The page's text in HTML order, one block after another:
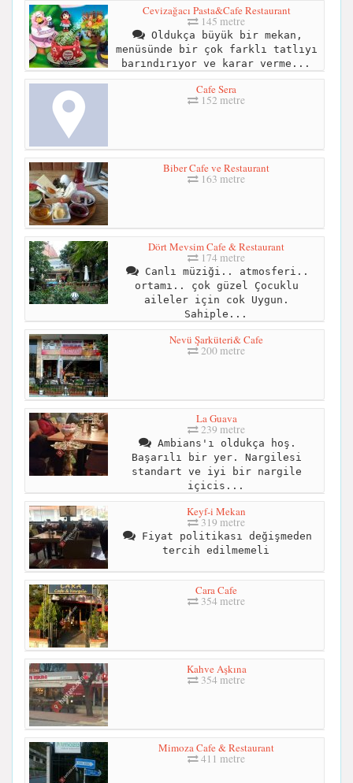
Cevizağacı Pasta&Cafe Restaurant
145 metre
Oldukça büyük bir mekan,
menüsünde bir çok farklı tatlıyı
barındırıyor ve karar verme...
Cafe Sera
152 metre
Biber Cafe ve Restaurant
163 metre
Dört Mevsim Cafe & Restaurant
174 metre
Canlı müziği.. atmosferi..
ortamı.. çok güzel Çocuklu
aileler için cok Uygun.
Sahiple...
Nevü Şarküteri& Cafe
200 metre
La Guava
239 metre
Ambians'ı oldukça hoş.
Başarılı bir yer. Nargilesi
standart ve iyi bir nargile
içicis...
Keyf-i Mekan
319 metre
Fiyat politikası değişmeden
tercih edilmemeli
Cara Cafe
354 metre
Kahve Aşkına
354 metre
Mimoza Cafe & Restaurant
411 metre